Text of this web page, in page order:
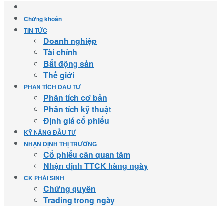
Chứng khoán
TIN TỨC
Doanh nghiệp
Tài chính
Bất động sản
Thế giới
PHÂN TÍCH ĐẦU TƯ
Phân tích cơ bản
Phân tích kỹ thuật
Định giá cổ phiếu
KỸ NĂNG ĐẦU TƯ
NHẬN ĐỊNH THỊ TRƯỜNG
Cổ phiếu cần quan tâm
Nhận định TTCK hàng ngày
CK PHÁI SINH
Chứng quyền
Trading trong ngày